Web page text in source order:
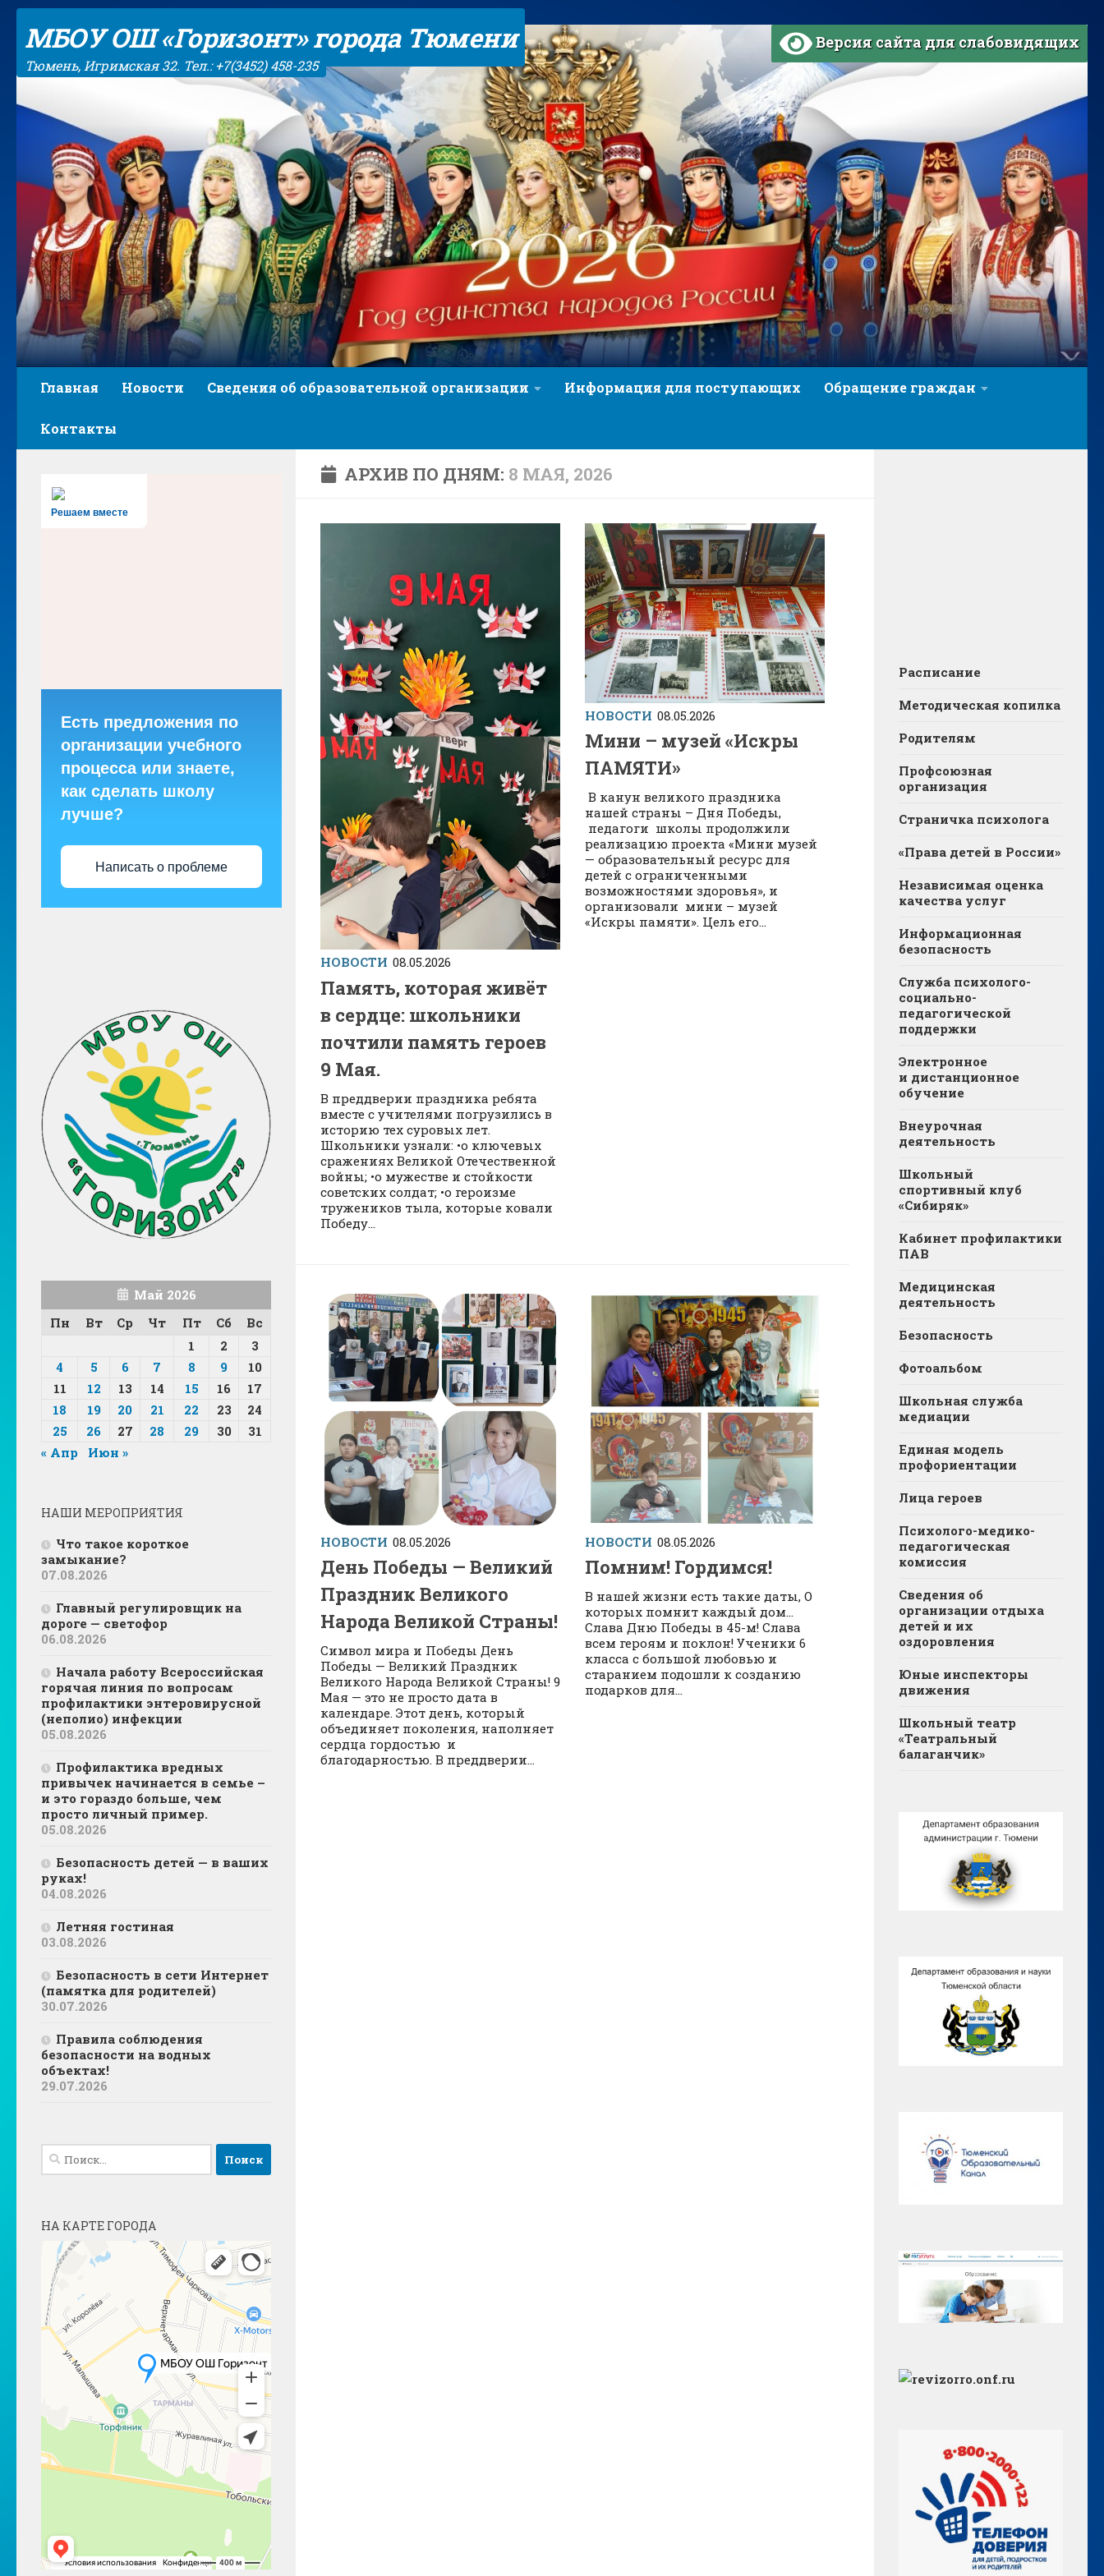
МБОУ ОШ «Горизонт» города Тюмени
Тюмень, Игримская 32. Тел.: +7(3452) 458-235
Версия сайта для слабовидящих
Главная Новости Сведения об образовательной организации Информация для поступающих Обращение граждан
Контакты
АРХИВ ПО ДНЯМ: 8 МАЯ, 2026
НОВОСТИ 08.05.2026
Память, которая живёт
в сердце: школьники
почтили память героев
9 Мая.
В преддверии праздника ребята
вместе с учителями погрузились в
историю тех суровых лет.
Школьники узнали: •о ключевых
сражениях Великой Отечественной
войны; •о мужестве и стойкости
советских солдат; •о героизме
тружеников тыла, которые ковали
Победу...
НОВОСТИ 08.05.2026
Мини – музей «Искры
ПАМЯТИ»
В канун великого праздника
нашей страны – Дня Победы,
педагоги школы продолжили
реализацию проекта «Мини музей
— образовательный ресурс для
детей с ограниченными
возможностями здоровья», и
организовали мини – музей
«Искры памяти». Цель его...
НОВОСТИ 08.05.2026
День Победы — Великий
Праздник Великого
Народа Великой Страны!
Символ мира и Победы День
Победы — Великий Праздник
Великого Народа Великой Страны! 9
Мая — это не просто дата в
календаре. Этот день, который
объединяет поколения, наполняет
сердца гордостью и
благодарностью. В преддверии...
НОВОСТИ 08.05.2026
Помним! Гордимся!
В нашей жизни есть такие даты, О
которых помнит каждый дом…
Слава Дню Победы в 45-м! Слава
всем героям и поклон! Ученики 6
класса с большой любовью и
старанием подошли к созданию
подарков для...
Решаем вместе
Есть предложения по
организации учебного
процесса или знаете,
как сделать школу
лучше?
Написать о проблеме
Май 2026
Пн
Вт Ср Чт Пт Сб
Вс
1
2
3
4
5 6 7 8 9
10
11
12 13 14 15 16
17
18
19 20 21 22 23
24
25
26 27 28 29 30
31
« Апр
Июн »
НАШИ МЕРОПРИЯТИЯ
Что такое короткое
замыкание?
07.08.2026
Главный регулировщик на
дороге — светофор
06.08.2026
Начала работу Всероссийская
горячая линия по вопросам
профилактики энтеровирусной
(неполио) инфекции
05.08.2026
Профилактика вредных
привычек начинается в семье –
и это гораздо больше, чем
просто личный пример.
05.08.2026
Безопасность детей — в ваших
руках!
04.08.2026
Летняя гостиная
03.08.2026
Безопасность в сети Интернет
(памятка для родителей)
30.07.2026
Правила соблюдения
безопасности на водных
объектах!
29.07.2026
Найти:
НА КАРТЕ ГОРОДА
Расписание
Методическая копилка
Родителям
Профсоюзная
организация
Страничка психолога
«Права детей в России»
Независимая оценка
качества услуг
Информационная
безопасность
Служба психолого-
социально-
педагогической
поддержки
Электронное
и дистанционное
обучение
Внеурочная
деятельность
Школьный
спортивный клуб
«Сибиряк»
Кабинет профилактики
ПАВ
Медицинская
деятельность
Безопасность
Фотоальбом
Школьная служба
медиации
Единая модель
профориентации
Лица героев
Психолого-медико-
педагогическая
комиссия
Сведения об
организации отдыха
детей и их
оздоровления
Юные инспекторы
движения
Школьный театр
«Театральный
балаганчик»